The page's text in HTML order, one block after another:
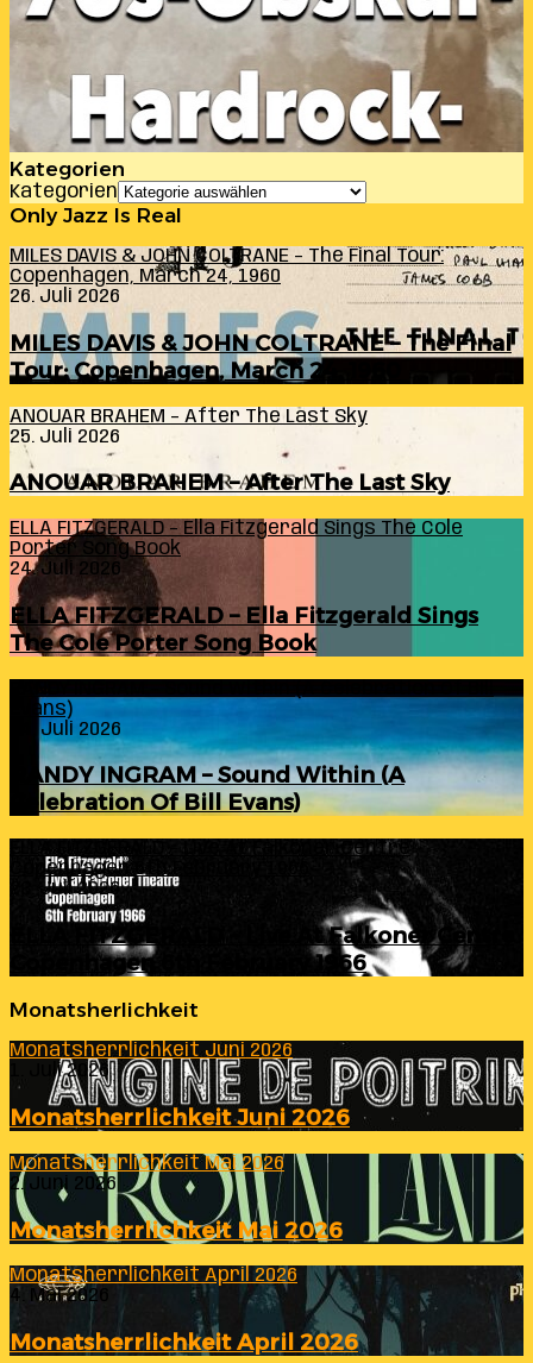
Kategorien
Kategorien
Only Jazz Is Real
MILES DAVIS & JOHN COLTRANE – The Final Tour:
Copenhagen, March 24, 1960
26. Juli 2026
MILES DAVIS & JOHN COLTRANE – The Final
Tour: Copenhagen, March 24, 1960
ANOUAR BRAHEM – After The Last Sky
25. Juli 2026
ANOUAR BRAHEM – After The Last Sky
ELLA FITZGERALD – Ella Fitzgerald Sings The Cole
Porter Song Book
24. Juli 2026
ELLA FITZGERALD – Ella Fitzgerald Sings
The Cole Porter Song Book
Evans)
24. Juli 2026
RANDY INGRAM – Sound Within (A
Celebration Of Bill Evans)
ELLA FITZGERALD – Live At Falkoner Centre
Copenhagen 6th February 1966
23. Juli 2026
ELLA FITZGERALD – Live At Falkoner Centre
Copenhagen 6th February 1966
Monatsherlichkeit
Monatsherrlichkeit Juni 2026
1. Juli 2026
Monatsherrlichkeit Juni 2026
Monatsherrlichkeit Mai 2026
2. Juni 2026
Monatsherrlichkeit Mai 2026
Monatsherrlichkeit April 2026
4. Mai 2026
Monatsherrlichkeit April 2026